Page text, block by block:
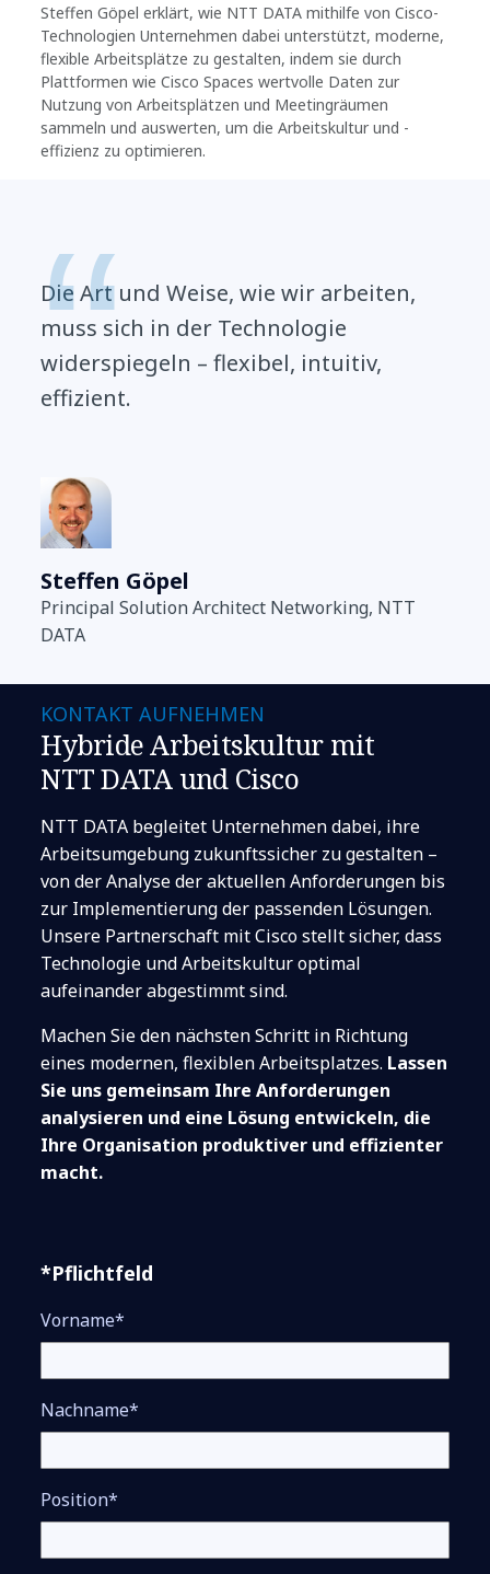
Steffen Göpel erklärt, wie NTT DATA mithilfe von Cisco-
Technologien Unternehmen dabei unterstützt, moderne,
flexible Arbeitsplätze zu gestalten, indem sie durch
Plattformen wie Cisco Spaces wertvolle Daten zur
Nutzung von Arbeitsplätzen und Meetingräumen
sammeln und auswerten, um die Arbeitskultur und -
effizienz zu optimieren.
Die Art und Weise, wie wir arbeiten,
muss sich in der Technologie
widerspiegeln – flexibel, intuitiv,
effizient.
Steffen Göpel
Principal Solution Architect Networking, NTT
DATA
KONTAKT AUFNEHMEN
Hybride Arbeitskultur mit
NTT DATA und Cisco
NTT DATA begleitet Unternehmen dabei, ihre
Arbeitsumgebung zukunftssicher zu gestalten –
von der Analyse der aktuellen Anforderungen bis
zur Implementierung der passenden Lösungen.
Unsere Partnerschaft mit Cisco stellt sicher, dass
Technologie und Arbeitskultur optimal
aufeinander abgestimmt sind.
Machen Sie den nächsten Schritt in Richtung
eines modernen, flexiblen Arbeitsplatzes. Lassen
Sie uns gemeinsam Ihre Anforderungen
analysieren und eine Lösung entwickeln, die
Ihre Organisation produktiver und effizienter
macht.
*Pflichtfeld
Vorname*
Nachname*
Position*